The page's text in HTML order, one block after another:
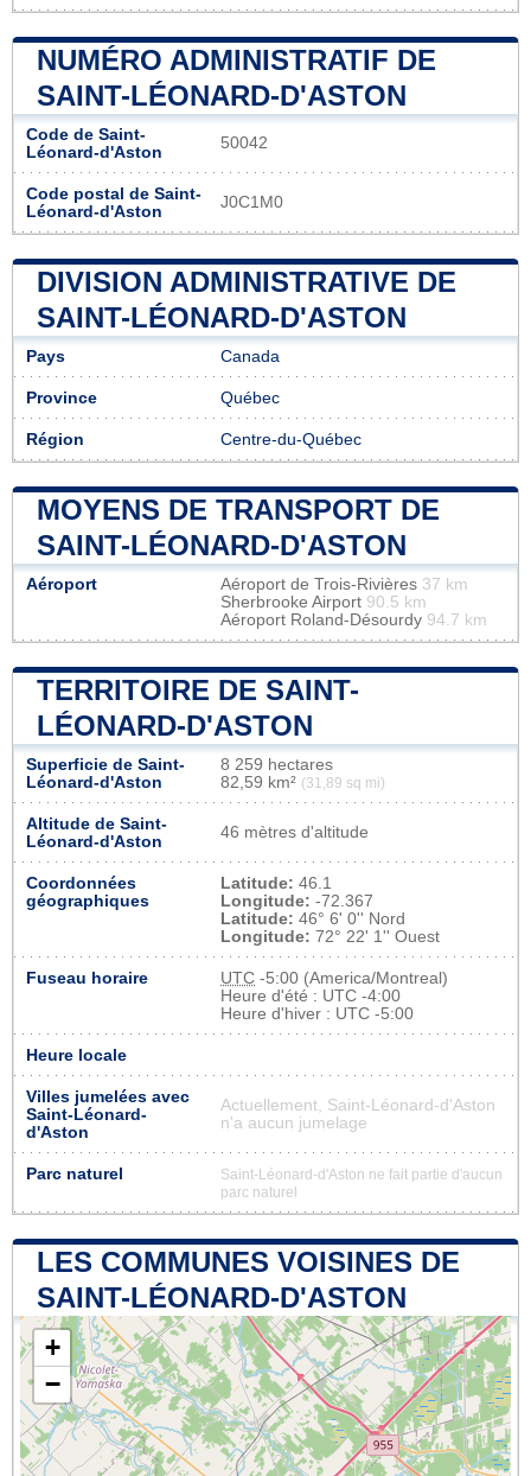
NUMÉRO ADMINISTRATIF DE
SAINT-LÉONARD-D'ASTON
Code de Saint-
Léonard-d'Aston
50042
Code postal de Saint-
Léonard-d'Aston
J0C1M0
DIVISION ADMINISTRATIVE DE
SAINT-LÉONARD-D'ASTON
Pays Canada
Province Québec
Région Centre-du-Québec
MOYENS DE TRANSPORT DE
SAINT-LÉONARD-D'ASTON
Aéroport Aéroport de Trois-Rivières 37 km
Sherbrooke Airport 90.5 km
Aéroport Roland-Désourdy 94.7 km
TERRITOIRE DE SAINT-
LÉONARD-D'ASTON
Superficie de Saint-
Léonard-d'Aston
8 259 hectares
82,59 km² (31,89 sq mi)
Altitude de Saint-
Léonard-d'Aston
46 mètres d'altitude
Coordonnées
géographiques
Latitude: 46.1
Longitude: -72.367
Latitude: 46° 6' 0'' Nord
Longitude: 72° 22' 1'' Ouest
Fuseau horaire UTC -5:00 (America/Montreal)
Heure d'été : UTC -4:00
Heure d'hiver : UTC -5:00
Heure locale
Villes jumelées avec
Saint-Léonard-
d'Aston
Actuellement, Saint-Léonard-d'Aston
n'a aucun jumelage
Parc naturel
Saint-Léonard-d'Aston ne fait partie d'aucun
parc naturel
LES COMMUNES VOISINES DE
SAINT-LÉONARD-D'ASTON
+
−